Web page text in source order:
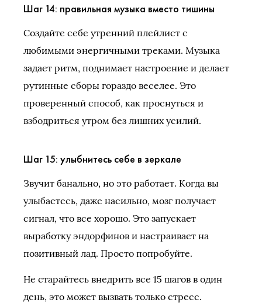
Шаг 14: правильная музыка вместо тишины
Создайте себе утренний плейлист с
любимыми энергичными треками. Музыка
задает ритм, поднимает настроение и делает
рутинные сборы гораздо веселее. Это
проверенный способ, как проснуться и
взбодриться утром без лишних усилий.
Шаг 15: улыбнитесь себе в зеркале
Звучит банально, но это работает. Когда вы
улыбаетесь, даже насильно, мозг получает
сигнал, что все хорошо. Это запускает
выработку эндорфинов и настраивает на
позитивный лад. Просто попробуйте.
Не старайтесь внедрить все 15 шагов в один
день, это может вызвать только стресс.